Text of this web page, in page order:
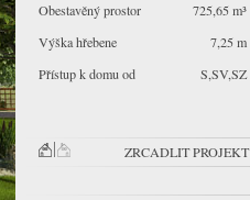
Obestavěný prostor
725,65 m³
Výška hřebene
7,25 m
Přístup k domu od
S,SV,SZ
ZRCADLIT PROJEKT